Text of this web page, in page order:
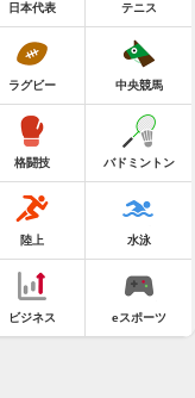
日本代表 テニス
ラグビー 中央競馬
格闘技 バドミントン
陸上 水泳
ビジネス eスポーツ